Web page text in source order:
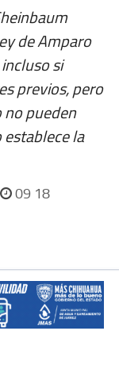
de Amparo
si
previos, pero
no pueden
la
09 18